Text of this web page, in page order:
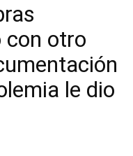
con otro
le dio